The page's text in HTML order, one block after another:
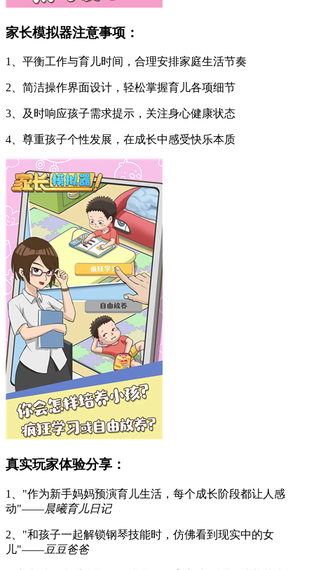
家长模拟器注意事项：
1、平衡工作与育儿时间，合理安排家庭生活节奏
2、简洁操作界面设计，轻松掌握育儿各项细节
3、及时响应孩子需求提示，关注身心健康状态
4、尊重孩子个性发展，在成长中感受快乐本质
真实玩家体验分享：
1、"作为新手妈妈预演育儿生活，每个成长阶段都让人感
动"——晨曦育儿日记
2、"和孩子一起解锁钢琴技能时，仿佛看到现实中的女
儿"—— 豆豆爸爸